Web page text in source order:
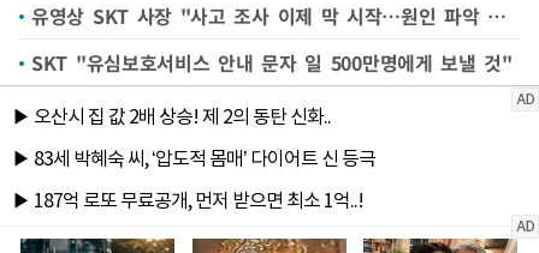
유영상 SKT 사장 "사고 조사 이제 막 시작…원인 파악 후 직접 설명할 것"(종합)
SKT "유심보호서비스 안내 문자 일 500만명에게 보낼 것"